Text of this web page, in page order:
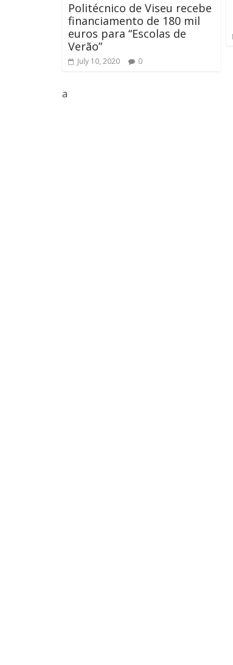
Politécnico de Viseu recebe
financiamento de 180 mil
euros para “Escolas de
Verão”
July 10, 2020 0
a